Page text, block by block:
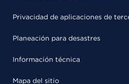
Privacidad de aplicaciones de
Planeación para desastres
Información técnica
Mapa del sitio